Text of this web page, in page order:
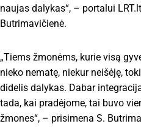
naujas dalykas“, – portalui
Butrimavičienė.
„Tiems žmonėms, kurie visą
nieko nematę, niekur neišėję,
didelis dalykas. Dabar
tada, kai pradėjome, tai buvo
žmones“, – prisimena S.